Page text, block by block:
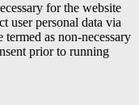
for the website
user personal data via
termed as non-necessary
prior to running